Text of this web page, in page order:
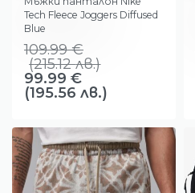
Tech Fleece Joggers Diffused
Blue
109.99€
(215.12лв.)
99.99 €
(195.56 лв.)